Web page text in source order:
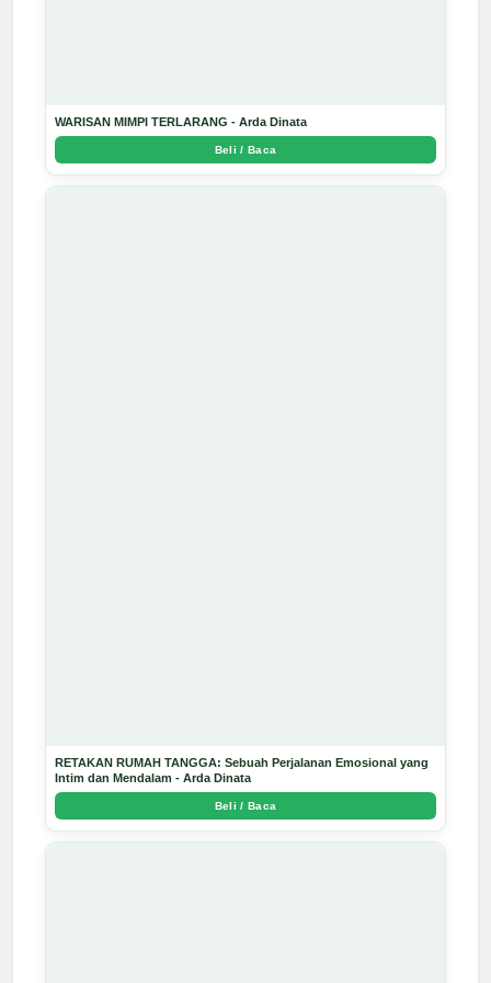
WARISAN MIMPI TERLARANG - Arda Dinata
Beli / Baca
RETAKAN RUMAH TANGGA: Sebuah Perjalanan Emosional yang
Intim dan Mendalam - Arda Dinata
Beli / Baca